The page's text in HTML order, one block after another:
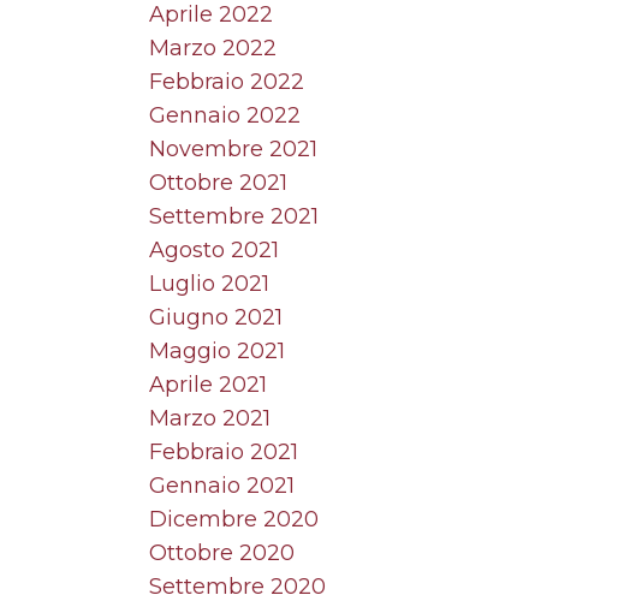
Aprile 2022
Marzo 2022
Febbraio 2022
Gennaio 2022
Novembre 2021
Ottobre 2021
Settembre 2021
Agosto 2021
Luglio 2021
Giugno 2021
Maggio 2021
Aprile 2021
Marzo 2021
Febbraio 2021
Gennaio 2021
Dicembre 2020
Ottobre 2020
Settembre 2020